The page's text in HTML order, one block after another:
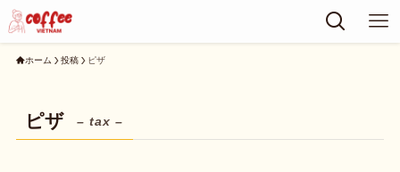
ホーム 投稿 ピザ
ピザ – tax –